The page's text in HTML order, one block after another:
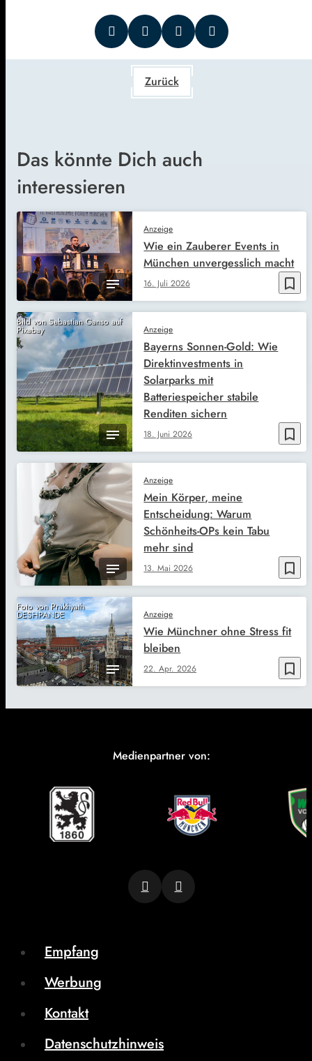
Zurück
Das könnte Dich auch
interessieren
bookmark_border
Anzeige
16. Juli 2026
Wie ein Zauberer Events in
München unvergesslich macht
Bild von Sebastian Ganso auf
Pixabay
bookmark_border
Anzeige
18. Juni 2026
Bayerns Sonnen-Gold: Wie
Direktinvestments in
Solarparks mit
Batteriespeicher stabile
Renditen sichern
bookmark_border
Anzeige
13. Mai 2026
Mein Körper, meine
Entscheidung: Warum
Schönheits-OPs kein Tabu
mehr sind
Foto von Prakhyath
DESHPANDE
bookmark_border
Anzeige
22. Apr. 2026
Wie Münchner ohne Stress fit
bleiben
Medienpartner von:
Empfang
Werbung
Kontakt
Datenschutzhinweis